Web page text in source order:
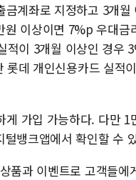
계좌로 지정하고 3개
이상이면 7%p 우대
이 3개월 이상인 경우
데 개인신용카드 실적
가입 가능하다. 다만
뱅크앱에서 확인할 수
품과 이벤트로 고객들에